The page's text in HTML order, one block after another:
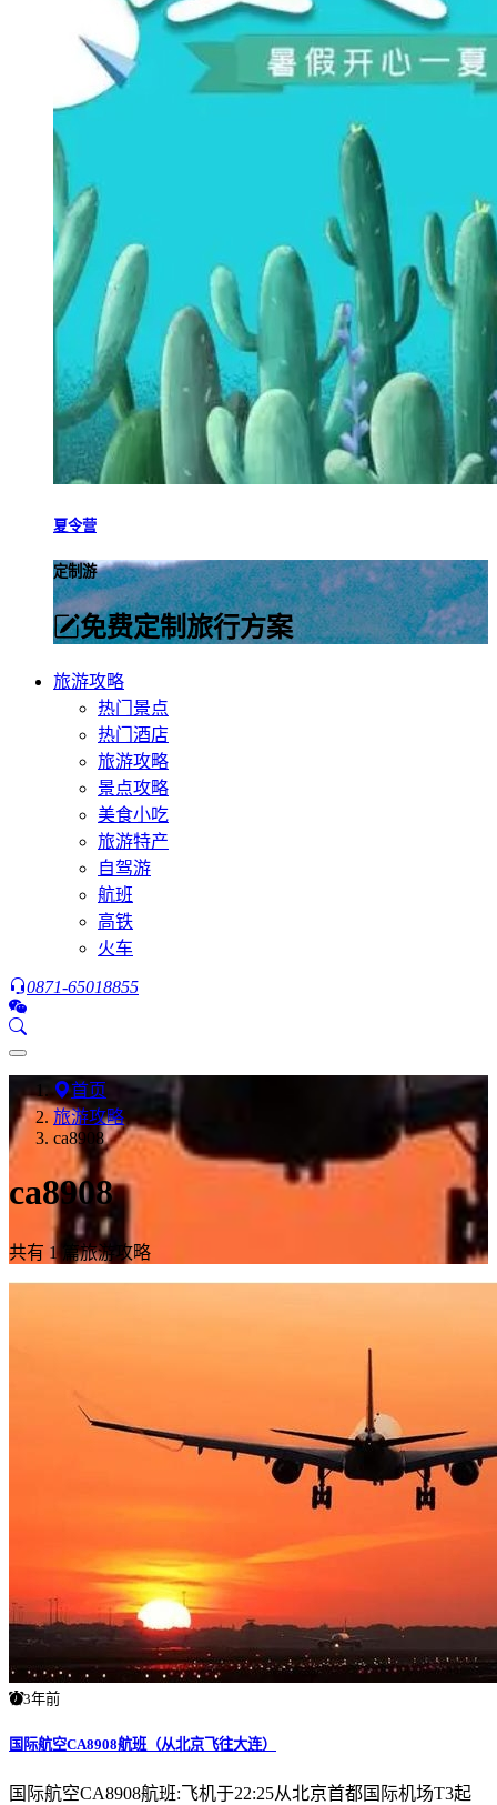
夏令营
定制游
免费定制旅行方案
旅游攻略
热门景点
热门酒店
旅游攻略
景点攻略
美食小吃
旅游特产
自驾游
航班
高铁
火车
0871-65018855
首页
旅游攻略
ca8908
ca8908
共有 1 篇旅游攻略
3年前
国际航空CA8908航班（从北京飞往大连）
国际航空CA8908航班:飞机于22:25从北京首都国际机场T3起